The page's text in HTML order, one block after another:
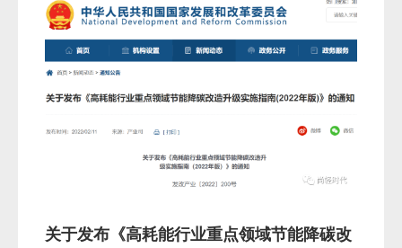
关于发布《高耗能行业重点领域节能降碳改